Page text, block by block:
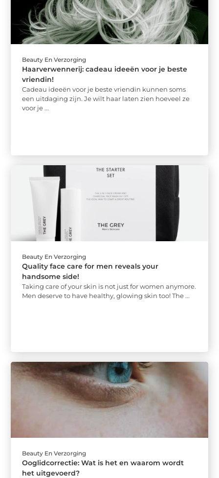
Beauty En Verzorging
Haarverwennerij: cadeau ideeën voor je beste
vriendin!
Cadeau ideeën voor je beste vriendin kunnen soms
een uitdaging zijn. Je wilt haar laten zien hoeveel ze
voor je ...
Beauty En Verzorging
Quality face care for men reveals your
handsome side!
Taking care of your skin is not just for women anymore.
Men deserve to have healthy, glowing skin too! The ...
Beauty En Verzorging
Ooglidcorrectie: Wat is het en waarom wordt
het uitgevoerd?